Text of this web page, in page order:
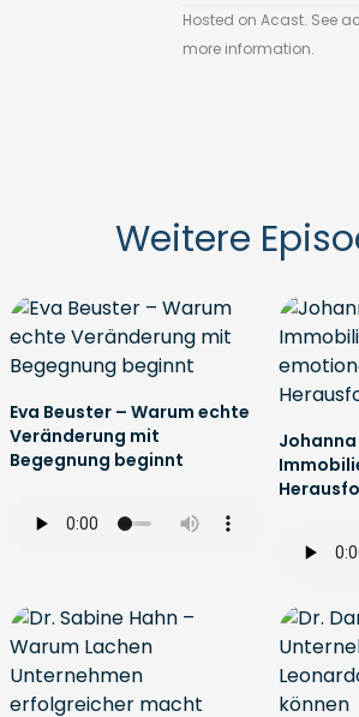
Hosted on Acast. See
more information.
Weitere
Eva Beuster – Warum echte
Veränderung mit
Begegnung beginnt
Johanna